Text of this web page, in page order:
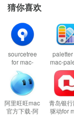
当你遇到上述问题的
1、首先这样设置试
到这里一般情况下应
然而有的应用开启了
签名应用的权限，这时
证。
2、执行命令绕过苹
Mac安装软件时提示已损
猜你喜欢
sourcetree
for mac-
sourcetree
mac版下载
v4.1.9
mac-
mac版
阿里旺旺mac
官方下载-阿
青岛银
驱动for